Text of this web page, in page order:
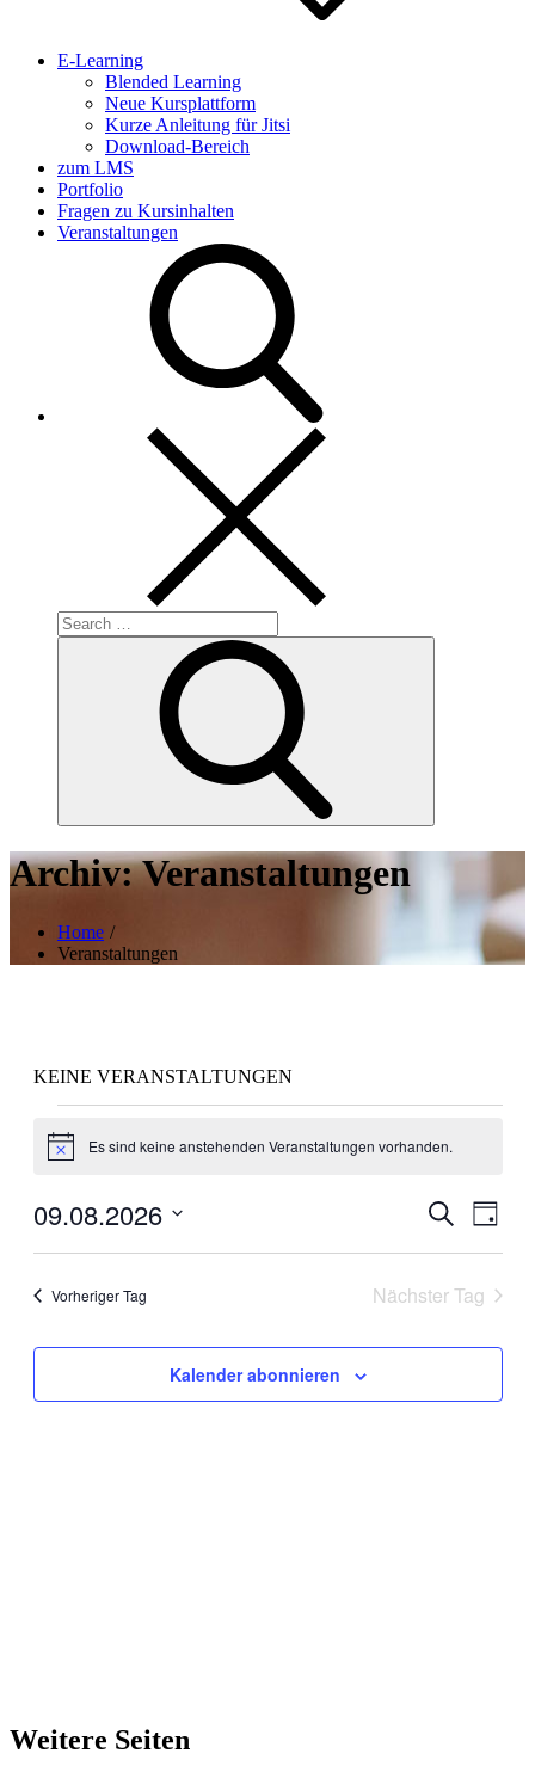
E-Learning
Blended Learning
Neue Kursplattform
Kurze Anleitung für Jitsi
Download-Bereich
zum LMS
Portfolio
Fragen zu Kursinhalten
Veranstaltungen
Search
for:
Archiv:Veranstaltungen
Home
Veranstaltungen
KEINE VERANSTALTUNGEN
für
August
2026
HinweisEs sind keine anstehenden Veranstaltungen vorhanden.
Suche
Tag
09.08.2026
Vorheriger Tag
Nächster Tag
Kalender abonnieren
Weitere Seiten